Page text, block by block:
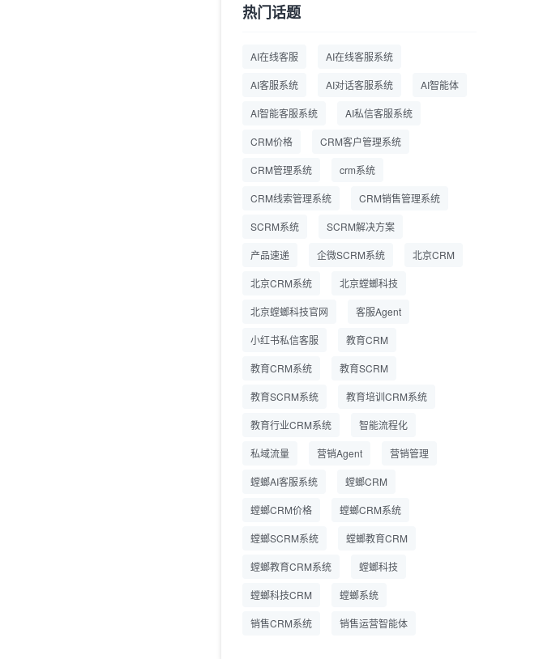
前全流程
一站式SCRM系统企微解决
方案 打通私域营销全流程
2026.7.14
商用SCRM系统企微工具
业微信 私域用户精细化管
螂教育CRM助力教培机构
精细化运营
热门话题
AI在线客服 AI在线客服系统
AI客服系统 AI对话客服系统 AI智能体
AI智能客服系统 AI私信客服系统
CRM价格 CRM客户管理系统
CRM管理系统 crm系统
CRM线索管理系统 CRM销售管理系统
SCRM系统 SCRM解决方案
产品速递 企微SCRM系统 北京CRM
北京CRM系统 北京螳螂科技
北京螳螂科技官网 客服Agent
小红书私信客服 教育CRM
教育CRM系统 教育SCRM
教育SCRM系统 教育培训CRM系统
教育行业CRM系统 智能流程化
私域流量 营销Agent 营销管理
螳螂AI客服系统 螳螂CRM
螳螂CRM价格 螳螂CRM系统
螳螂SCRM系统 螳螂教育CRM
螳螂教育CRM系统 螳螂科技
螳螂科技CRM 螳螂系统
销售CRM系统 销售运营智能体